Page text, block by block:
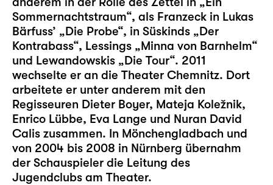
Sommernachtstraum“, als Franzeck in Lukas
Bärfuss’ „Die Probe“, in Süskinds „Der
Kontrabass“, Lessings „Minna von Barnhelm“
und Lewandowskis „Die Tour“. 2011
wechselte er an die Theater Chemnitz. Dort
arbeitete er unter anderem mit den
Regisseuren Dieter Boyer, Mateja Koležnik,
Enrico Lübbe, Eva Lange und Nuran David
Calis zusammen. In Mönchengladbach und
von 2004 bis 2008 in Nürnberg übernahm
der Schauspieler die Leitung des
Jugendclubs am Theater.